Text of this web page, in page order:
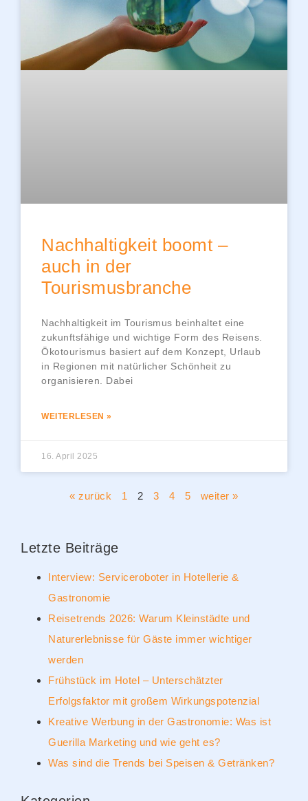
Nachhaltigkeit boomt –
auch in der
Tourismusbranche
Nachhaltigkeit im Tourismus beinhaltet eine
zukunftsfähige und wichtige Form des Reisens.
Ökotourismus basiert auf dem Konzept, Urlaub
in Regionen mit natürlicher Schönheit zu
organisieren. Dabei
WEITERLESEN »
16. April 2025
« zurück 1 2 3 4 5 weiter »
Letzte Beiträge
Interview: Serviceroboter in Hotellerie &
Gastronomie
Reisetrends 2026: Warum Kleinstädte und
Naturerlebnisse für Gäste immer wichtiger
werden
Frühstück im Hotel – Unterschätzter
Erfolgsfaktor mit großem Wirkungspotenzial
Kreative Werbung in der Gastronomie: Was ist
Guerilla Marketing und wie geht es?
Was sind die Trends bei Speisen & Getränken?